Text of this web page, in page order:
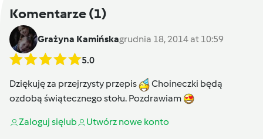
Komentarze(1)
Grażyna Kamińskagrudnia 18, 2014 at 10:59
5.0
Dziękuję za przejrzysty przepis
Choineczki będą
ozdobą świątecznego stołu. Pozdrawiam
Zaloguj sięlub Utwórz nowe konto